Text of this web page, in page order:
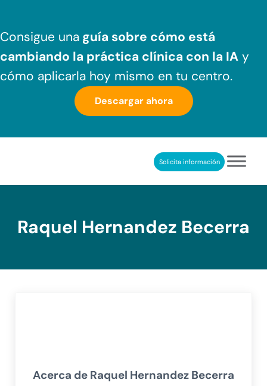
Consigue una guía sobre cómo está
cambiando la práctica clínica con la IA y
cómo aplicarla hoy mismo en tu centro.
Descargar ahora
REHABILITACIÓN COGNITIVA PROFESIONALSolicita información
Raquel Hernandez Becerra
Acerca de Raquel Hernandez Becerra